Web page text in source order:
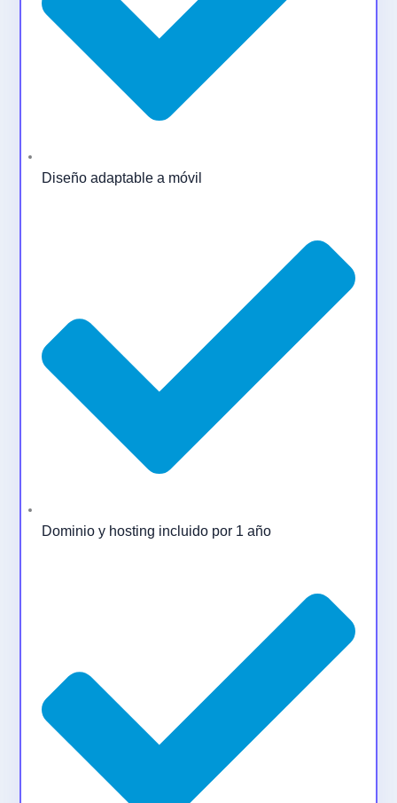
Diseño adaptable a móvil
Dominio y hosting incluido por 1 año